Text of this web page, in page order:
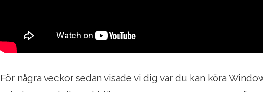
För några veckor sedan visade vi dig var du kan köra